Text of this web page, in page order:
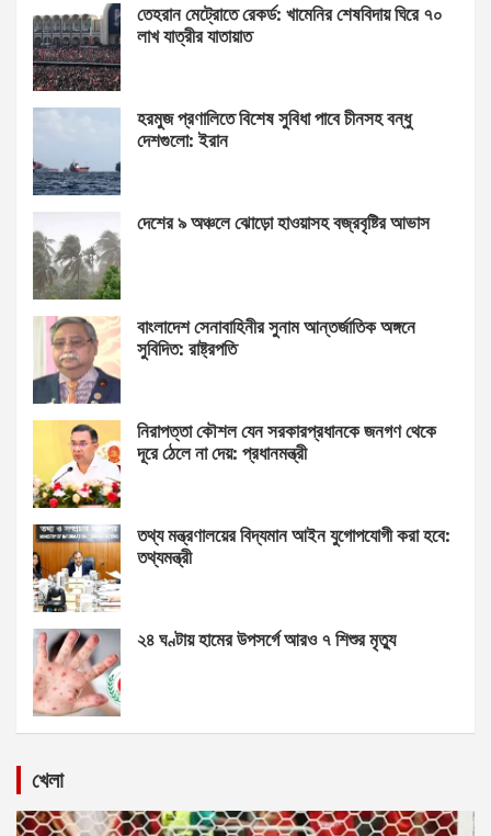
তেহরান মেট্রোতে রেকর্ড: খামেনির শেষবিদায় ঘিরে ৭০
লাখ যাত্রীর যাতায়াত
হরমুজ প্রণালিতে বিশেষ সুবিধা পাবে চীনসহ বন্ধু
দেশগুলো: ইরান
দেশের ৯ অঞ্চলে ঝোড়ো হাওয়াসহ বজ্রবৃষ্টির আভাস
বাংলাদেশ সেনাবাহিনীর সুনাম আন্তর্জাতিক অঙ্গনে
সুবিদিত: রাষ্ট্রপতি
নিরাপত্তা কৌশল যেন সরকারপ্রধানকে জনগণ থেকে
দূরে ঠেলে না দেয়: প্রধানমন্ত্রী
তথ্য মন্ত্রণালয়ের বিদ্যমান আইন যুগোপযোগী করা হবে:
তথ্যমন্ত্রী
২৪ ঘণ্টায় হামের উপসর্গে আরও ৭ শিশুর মৃত্যু
খেলা